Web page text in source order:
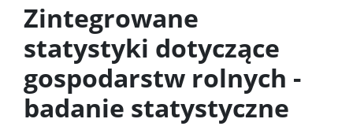
Zintegrowane
statystyki dotyczące
gospodarstw rolnych -
badanie statystyczne